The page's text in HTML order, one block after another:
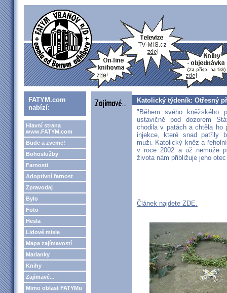
FATYM.com
nabízí:
Hlavní strana
www.FATYM.com
Bude a zveme!
Bohoslužby
Farnosti
Adoptivní farnost
Zpravodaj
Bylo
Foto
Hesla
Lidové misie
Mapa zajímavostí
Marianky
Knihy
Zajímavé...
Mimo oblast FATYMu
Katolický týdeník: Otřesný
"Během svého kněžského
ustavičně pod dozorem
chodila v patách a chtěla ho
injekce, které snad patřily
muži. Katolický kněz a
v roce 2002 a už nemůže
života nám přibližuje jeho
Článek najdete ZDE.